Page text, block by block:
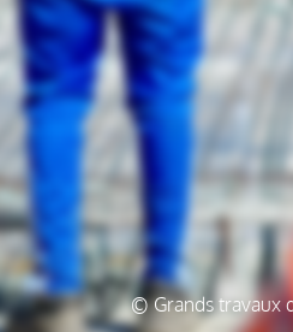
© Grands travaux